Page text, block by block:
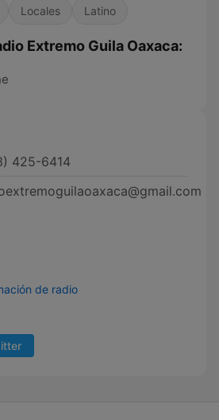
Locales Latino
Extremo Guila Oaxaca:
425-6414
de radio